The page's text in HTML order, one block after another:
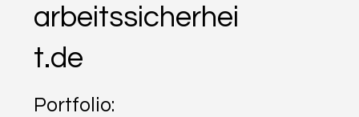
arbeitssicherhei
t.de
Portfolio: